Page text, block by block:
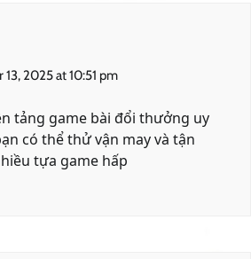
2025 at 10:51 pm
tảng game bài đổi thưởng uy
có thể thử vận may và tận
tựa game hấp